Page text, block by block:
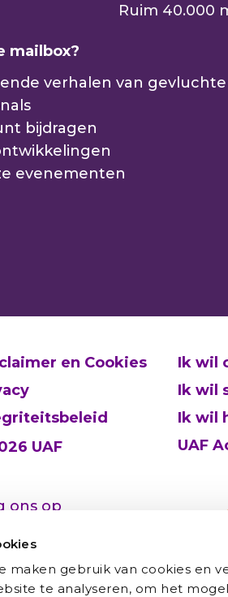
maken gebruik van cookies en
te analyseren, om het
Ruim 40.000
mailbox?
verhalen van gevluchte
bijdragen
evenementen
en Cookies
UAF
Ik wil
Ik wil
Ik wil
UAF
ons op